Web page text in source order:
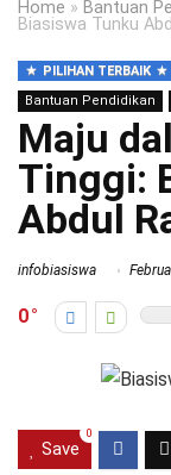
Home » Bantuan
Biasiswa Tunku
PILIHAN TERBAIK
Bantuan Pendidikan
Maju
Tinggi:
Abdul
infobiasiswa
0
Save
0